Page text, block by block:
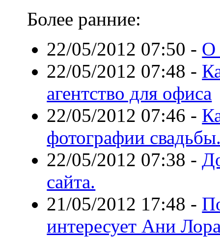
Более ранние:
22/05/2012 07:50 - О
22/05/2012 07:48 -
агентство для офиса
22/05/2012 07:46 -
фотографии
22/05/2012 07:38 -
сайта.
21/05/2012 17:48 -
интересует Ани